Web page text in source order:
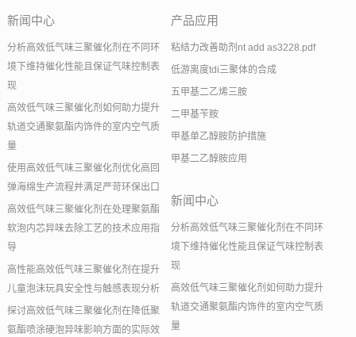
新闻中心
分析高效低气味三聚催化剂在不同环
境下维持催化性能且保证气味控制表
现
高效低气味三聚催化剂如何助力提升
轨道交通聚氨酯内饰件的室内空气质
量
使用高效低气味三聚催化剂优化高回
弹海绵生产流程并满足严苛环保出口
高效低气味三聚催化剂在处理聚氨酯
软泡内芯异味去除工艺的技术应用指
导
高性能高效低气味三聚催化剂在提升
儿童泡沫玩具安全性与触感表现分析
探讨高效低气味三聚催化剂在降低聚
氨酯喷涂硬泡异味影响方面的实际效
产品应用
粘结力改善助剂nt add as3228.pdf
低游离度tdi三聚体的合成
五甲基二乙烯三胺
二甲基苄胺
甲基单乙醇胺防护措施
甲基二乙醇胺应用
新闻中心
分析高效低气味三聚催化剂在不同环
境下维持催化性能且保证气味控制表
现
高效低气味三聚催化剂如何助力提升
轨道交通聚氨酯内饰件的室内空气质
量